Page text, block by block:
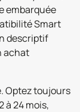
embarquée
Smart
descriptif
achat
Optez toujours
à 24 mois,